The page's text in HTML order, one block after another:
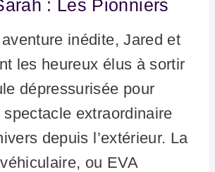
: Les Pionniers
inédite, Jared et
les heureux élus à sortir
dépressurisée pour
extraordinaire
depuis l’extérieur. La
ou EVA